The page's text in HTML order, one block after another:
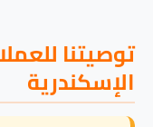
توصيتنا
الإسكندرية